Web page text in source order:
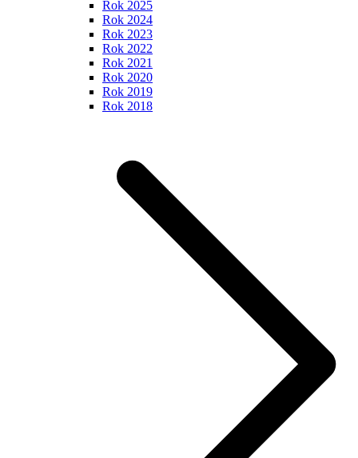
Rok 2025
Rok 2024
Rok 2023
Rok 2022
Rok 2021
Rok 2020
Rok 2019
Rok 2018